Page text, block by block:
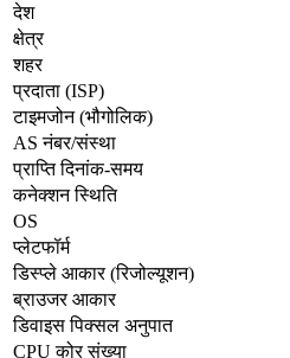
देश
क्षेत्र
शहर
प्रदाता (ISP)
टाइमजोन (भौगोलिक)
AS नंबर/संस्था
प्राप्ति दिनांक-समय
कनेक्शन स्थिति
OS
प्लेटफॉर्म
डिस्प्ले आकार (रिजोल्यूशन)
ब्राउजर आकार
डिवाइस पिक्सल अनुपात
CPU कोर संख्या